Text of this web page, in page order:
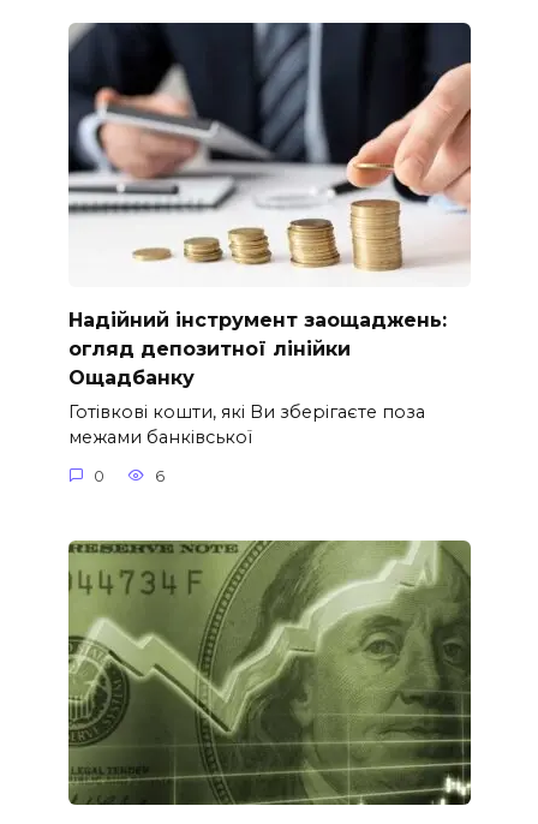
Надійний інструмент заощаджень:
огляд депозитної лінійки
Ощадбанку
Готівкові кошти, які Ви зберігаєте поза
межами банківської
0 6